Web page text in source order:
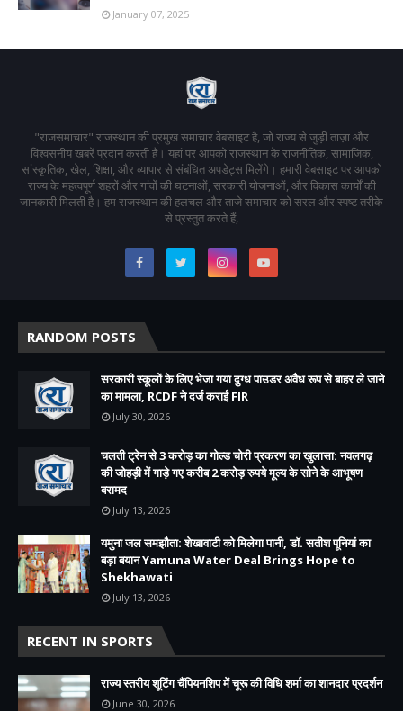
January 07, 2025
"राजसमाचार" राजस्थान की प्रमुख समाचार वेबसाइट है, जो राज्य से जुड़ी ताज़ा और
विश्वसनीय खबरें प्रदान करती है। यहां पर आपको राजस्थान के राजनीतिक, सामाजिक,
सांस्कृतिक, खेल, शिक्षा, और व्यापार से संबंधित अपडेट्स मिलेंगे। हमारी वेबसाइट पर आपको
राज्य के महत्वपूर्ण शहरों और गांवों की घटनाओं, सरकारी योजनाओं, और विकास कार्यों की
जानकारी मिलती है। हम राजस्थान की हलचल और ताजे समाचार को सरल और स्पष्ट तरीके
से प्रस्तुत करते हैं,
RANDOM POSTS
सरकारी स्कूलों के लिए भेजा गया दुग्ध पाउडर अवैध रूप से बाहर ले जाने
का मामला, RCDF ने दर्ज कराई FIR
July 30, 2026
चलती ट्रेन से 3 करोड़ का गोल्ड चोरी प्रकरण का खुलासा: नवलगढ़
की जोहड़ी में गाड़े गए करीब 2 करोड़ रुपये मूल्य के सोने के आभूषण
बरामद
July 13, 2026
यमुना जल समझौता: शेखावाटी को मिलेगा पानी, डॉ. सतीश पूनियां का
बड़ा बयान Yamuna Water Deal Brings Hope to
Shekhawati
July 13, 2026
RECENT IN SPORTS
राज्य स्तरीय शूटिंग चैंपियनशिप में चूरू की विधि शर्मा का शानदार प्रदर्शन
June 30, 2026